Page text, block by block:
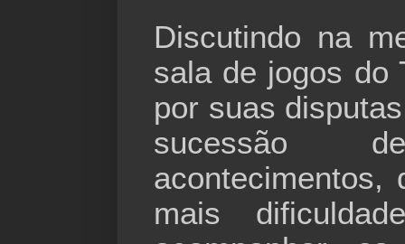
Discutindo na
sala de jogos do
por suas
acontecimentos,
mais